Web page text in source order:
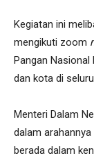
Kegiatan ini
mengikuti zoom
Pangan Nasional
dan kota di
Menteri Dalam
dalam
berada dalam